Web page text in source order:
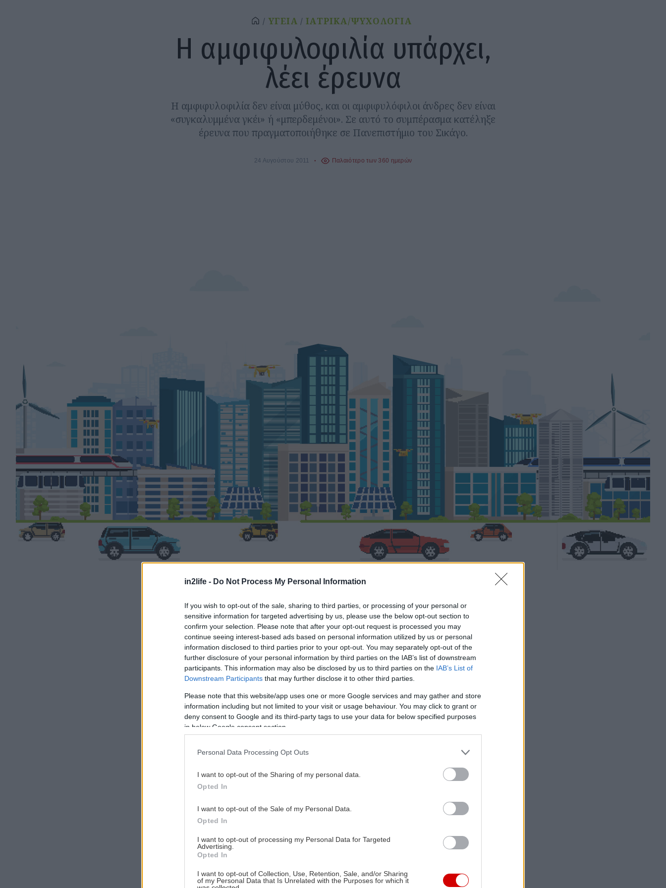
in2life - Do Not Process My Personal Information
If you wish to opt-out of the sale, sharing to third parties, or processing of your personal or
sensitive information for targeted advertising by us, please use the below opt-out section to
confirm your selection. Please note that after your opt-out request is processed you may
continue seeing interest-based ads based on personal information utilized by us or personal
information disclosed to third parties prior to your opt-out. You may separately opt-out of the
further disclosure of your personal information by third parties on the IAB’s list of downstream
participants. This information may also be disclosed by us to third parties on the IAB’s List of
Downstream Participants that may further disclose it to other third parties.
Please note that this website/app uses one or more Google services and may gather and store
information including but not limited to your visit or usage behaviour. You may click to grant or
deny consent to Google and its third-party tags to use your data for below specified purposes
in below Google consent section.
Personal Data Processing Opt Outs
I want to opt-out of the Sharing of my personal data.
Opted In
I want to opt-out of the Sale of my Personal Data.
Opted In
I want to opt-out of processing my Personal Data for Targeted
Advertising.
Opted In
I want to opt-out of Collection, Use, Retention, Sale, and/or Sharing
of my Personal Data that Is Unrelated with the Purposes for which it
ΥΓΕΙΑ ΙΑΤΡΙΚΑ/ΨΥΧΟΛΟΓΙΑ
Η αμφιφυλοφιλία υπάρχει,
λέει έρευνα
Η αμφιφυλοφιλία δεν είναι μύθος, και οι αμφιφυλόφιλοι άνδρες δεν είναι
«συγκαλυμμένα γκέι» ή «μπερδεμένοι». Σε αυτό το συμπέρασμα κατέληξε
έρευνα που πραγματοποιήθηκε σε Πανεπιστήμιο του Σικάγο.
24 Αυγούστου 2011 Παλαιότερο των 360 ημερών